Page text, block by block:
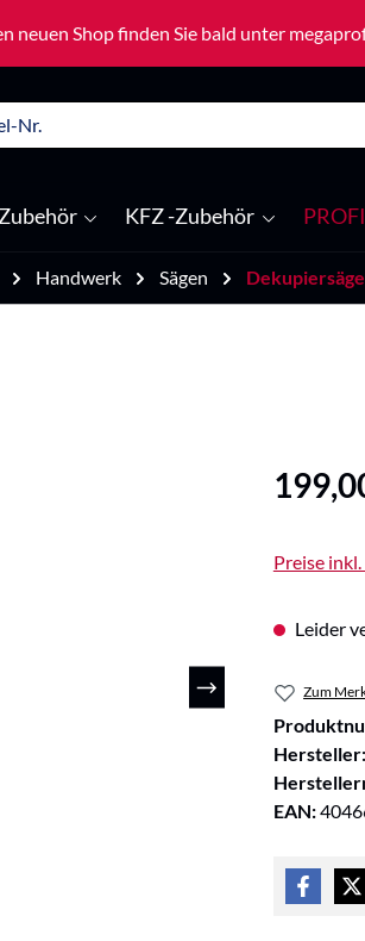
neuen Shop finden Sie bald unter
KFZ -Zubehör
Handwerk Sägen
Regulärer
Preise
Leider
Zum
Hersteller:
EAN: